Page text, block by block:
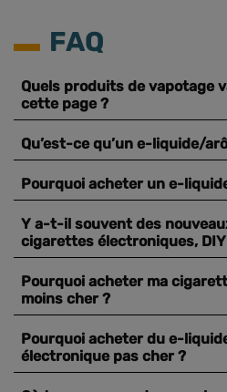
FAQ
Quels produits de vapotage
cette page ?
Qu’est-ce qu’un e-liquide/
Pourquoi acheter un e-
Y a-t-il souvent des
cigarettes électroniques,
Pourquoi acheter ma
moins cher ?
Pourquoi acheter du e-
électronique pas cher ?